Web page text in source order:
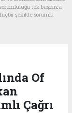
tek başınıza
şekilde sorumlu
Of
Çağrı